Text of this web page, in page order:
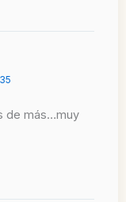
de más…muy